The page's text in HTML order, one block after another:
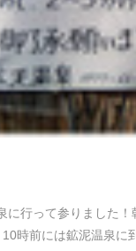
に行って参りました！
10時前には鉱泥温泉